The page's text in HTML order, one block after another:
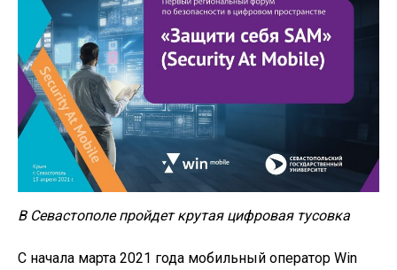
В Севастополе пройдет крутая цифровая тусовка
С начала марта 2021 года мобильный оператор Win